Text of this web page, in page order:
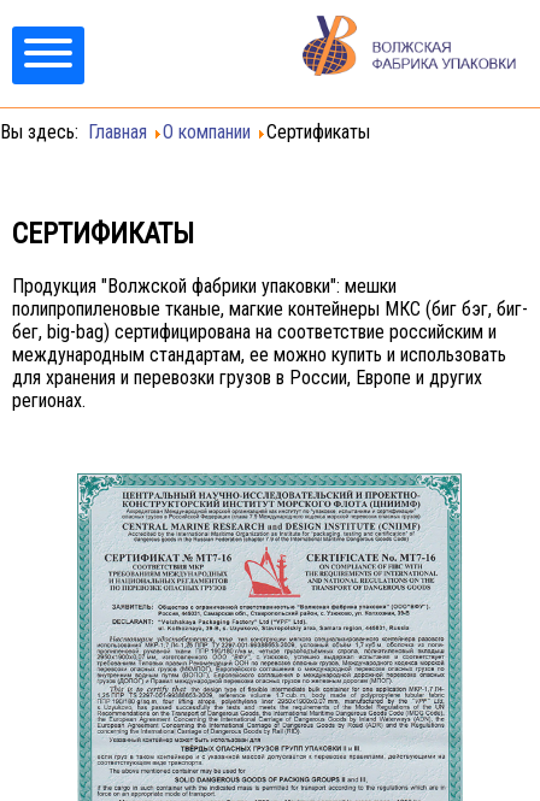
Вы здесь: Главная О компании Сертификаты
СЕРТИФИКАТЫ
Продукция "Волжской фабрики упаковки": мешки
полипропиленовые тканые, магкие контейнеры МКС (биг бэг, биг-
бег, big-bag) сертифицирована на соответствие российским и
международным стандартам, ее можно купить и использовать
для хранения и перевозки грузов в России, Европе и других
регионах.